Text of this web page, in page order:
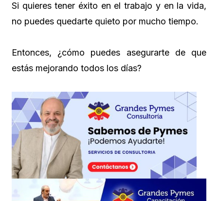
Si quieres tener éxito en el trabajo y en la vida,
no puedes quedarte quieto por mucho tiempo.
Entonces, ¿cómo puedes asegurarte de que
estás mejorando todos los días?